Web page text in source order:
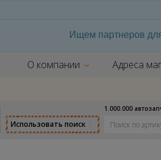
Ищем партнеров
О компании Адреса
Использовать поиск
1.000.000